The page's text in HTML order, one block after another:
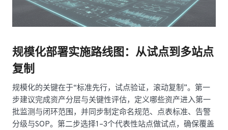
规模化部署实施路线图：从试点到多站点
复制
规模化的关键在于“标准先行，试点验证，滚动复制”。第一
步建议完成资产分层与关键性评估，定义哪些资产进入第一
批监测与闭环范围，并同步制定命名规范、点表标准、告警
分级与SOP。第二步选择1–3个代表性站点做试点，确保覆盖